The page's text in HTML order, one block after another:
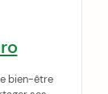
bien-être